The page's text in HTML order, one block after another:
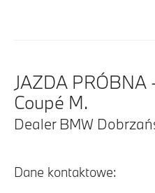
JAZDA PRÓBNA
Coupé M.
Dealer BMW
Dane kontaktowe: